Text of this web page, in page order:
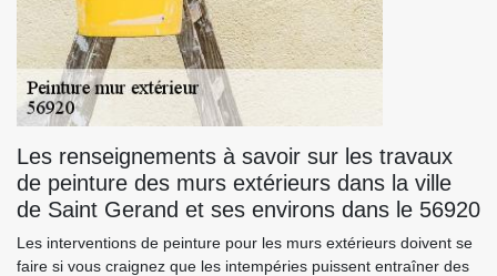
Les renseignements à savoir sur les travaux
de peinture des murs extérieurs dans la ville
de Saint Gerand et ses environs dans le 56920
Les interventions de peinture pour les murs extérieurs doivent se
faire si vous craignez que les intempéries puissent entraîner des